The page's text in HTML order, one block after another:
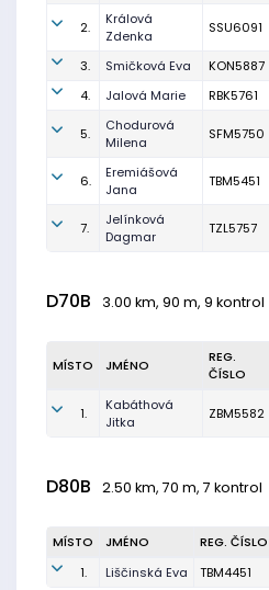
2.
Králová
Zdenka
SSU6091
3. Smičková Eva KON5887
4.
Jalová Marie RBK5761
5.
Chodurová
Milena
SFM5750
6.
Eremiášová
Jana
TBM5451
7.
Jelínková
Dagmar
TZL5757
D70B 3.00 km, 90 m, 9 kontrol
MÍSTO JMÉNO
REG.
ČÍSLO
1.
Kabáthová
Jitka
ZBM5582
D80B 2.50 km, 70 m, 7 kontrol
MÍSTO JMÉNO REG. ČÍSLO
1.
Liščinská Eva TBM4451